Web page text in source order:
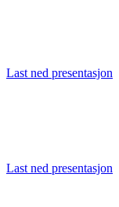
Last ned presentasjon
Last ned presentasjon